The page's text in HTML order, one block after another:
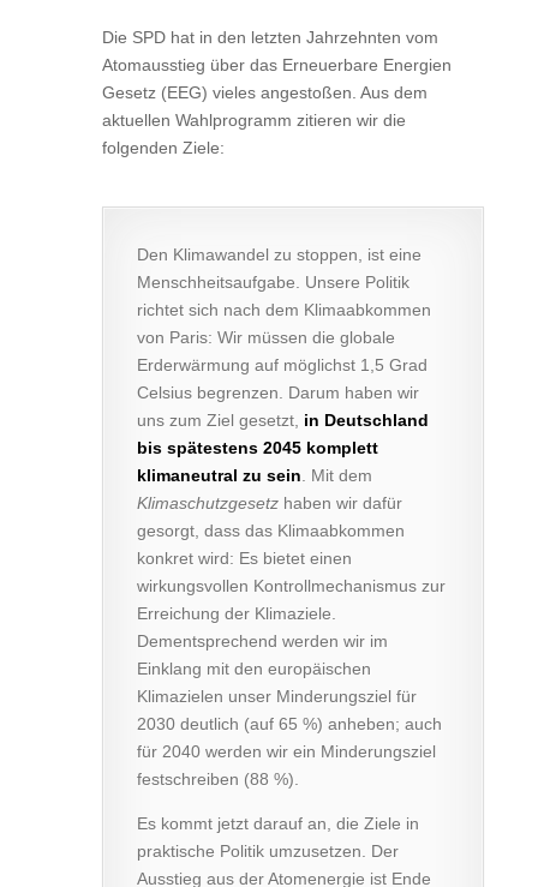
Die SPD hat in den letzten Jahrzehnten vom
Atomausstieg über das Erneuerbare Energien
Gesetz (EEG) vieles angestoßen. Aus dem
aktuellen Wahlprogramm zitieren wir die
folgenden Ziele:
Den Klimawandel zu stoppen, ist eine
Menschheitsaufgabe. Unsere Politik
richtet sich nach dem Klimaabkommen
von Paris: Wir müssen die globale
Erderwärmung auf möglichst 1,5 Grad
Celsius begrenzen. Darum haben wir
uns zum Ziel gesetzt, in Deutschland
bis spätestens 2045 komplett
klimaneutral zu sein . Mit dem
Klimaschutzgesetzhaben wir dafür
gesorgt, dass das Klimaabkommen
konkret wird: Es bietet einen
wirkungsvollen Kontrollmechanismus zur
Erreichung der Klimaziele.
Dementsprechend werden wir im
Einklang mit den europäischen
Klimazielen unser Minderungsziel für
2030 deutlich (auf 65 %) anheben; auch
für 2040 werden wir ein Minderungsziel
festschreiben (88 %).
Es kommt jetzt darauf an, die Ziele in
praktische Politik umzusetzen. Der
Ausstieg aus der Atomenergie ist Ende